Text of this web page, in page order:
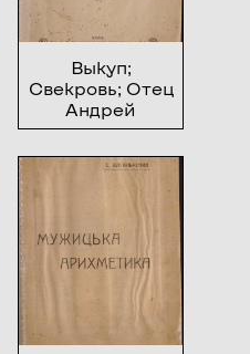
Выкуп;
Свекровь; Отец
Андрей